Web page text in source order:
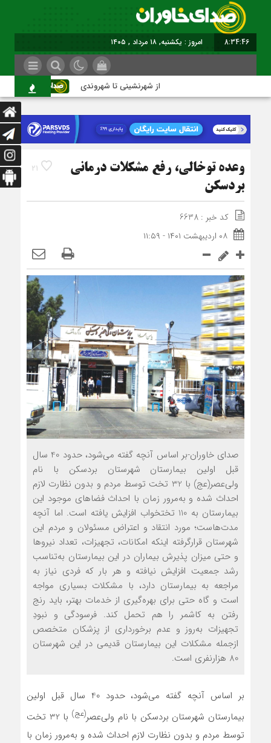
8:34:47 برابر با : Sunday - 9 August - 2026
از شهرنشینی تا شهروندی
21
وعده توخالی، رفع مشکلات درمانی
بردسکن
کد خبر : 6638
۰۸ اردیبهشت ۱۴۰۱ - ۱۱:۵۹
صدای خاوران-بر اساس آنچه گفته می‌شود، حدود 40 سال
قبل اولین بیمارستان شهرستان بردسکن با نام
ولی‌عصر(عج) با 32 تخت توسط مردم و بدون نظارت لازم
احداث شده و به‌مرور زمان با احداث فضاهای موجود این
بیمارستان به 110 تختخواب افزایش یافته است. اما آنچه
مدت‌هاست؛ مورد انتقاد و اعتراض مسئولان و مردم این
شهرستان قرارگرفته این‏که امکانات، تجهیزات، تعداد نیروها
و حتی میزان پذیرش بیماران در این بیمارستان به‌تناسب
رشد جمعیت افزایش نیافته و هر بار که فردی نیاز به
مراجعه به بیمارستان دارد، با مشکلات بسیاری مواجه
است و گاه حتی برای بهره‌گیری از خدمات بهتر، باید رنج
رفتن به کاشمر را هم تحمل کند. فرسودگی و نبودِ
تجهیزات به‌روز و عدم برخورداری از پزشکان متخصص
ازجمله مشکلات این بیمارستان قدیمی در این شهرستان
80 هزارنفری است.
بر اساس آنچه گفته می‌شود، حدود 40 سال قبل اولین
بیمارستان شهرستان بردسکن با نام ولی‌عصر(عج)
با 32 تخت
توسط مردم و بدون نظارت لازم احداث شده و به‌مرور زمان با